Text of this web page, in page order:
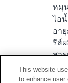
หมุ
ไอ
อา
รีส์
สา
เค
น้ำ
This website
to enhance user